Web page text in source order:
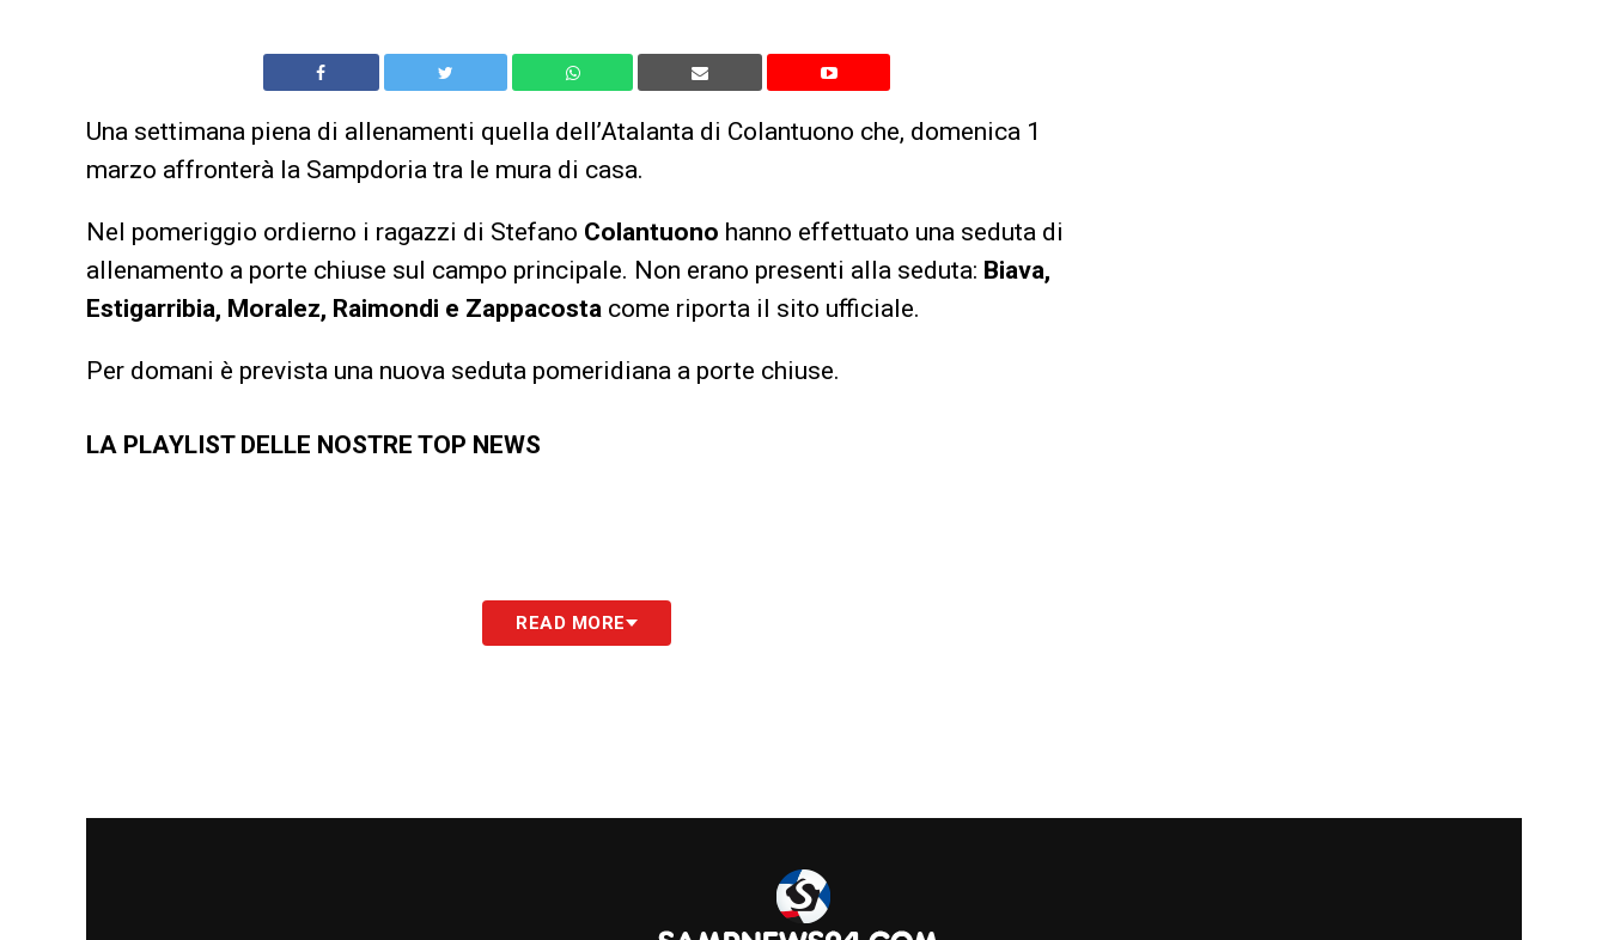
Una settimana piena di allenamenti quella dell’Atalanta di Colantuono che, domenica 1
marzo affronterà la Sampdoria tra le mura di casa.
Nel pomeriggio ordierno i ragazzi di Stefano Colantuono hanno effettuato una seduta di
allenamento a porte chiuse sul campo principale. Non erano presenti alla seduta: Biava,
Estigarribia, Moralez, Raimondi e Zappacosta come riporta il sito ufficiale.
Per domani è prevista una nuova seduta pomeridiana a porte chiuse.
LA PLAYLIST DELLE NOSTRE TOP NEWS
READ MORE